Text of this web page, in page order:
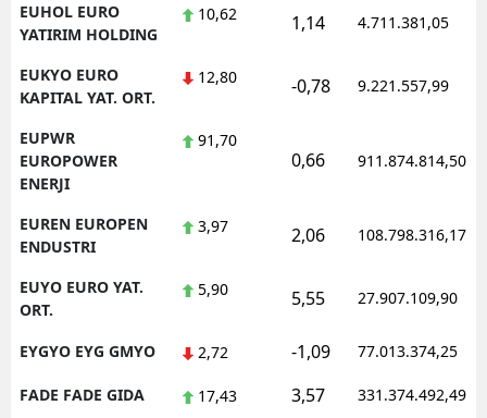
EUHOL EURO
YATIRIM HOLDING
10,62 1,14 4.711.381,05
EUKYO EURO
KAPITAL YAT. ORT.
12,80 -0,78 9.221.557,99
EUPWR
EUROPOWER
ENERJI
91,70
0,66 911.874.814,50
EUREN EUROPEN
ENDUSTRI
3,97 2,06 108.798.316,17
EUYO EURO YAT.
ORT.
5,90 5,55 27.907.109,90
EYGYO EYG GMYO 2,72 -1,09 77.013.374,25
FADE FADE GIDA 17,43 3,57 331.374.492,49